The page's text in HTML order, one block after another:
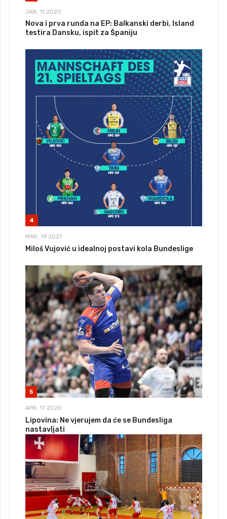
JAN, 11 2020
Nova i prva runda na EP: Balkanski derbi, Island
testira Dansku, ispit za Španiju
4
MAR, 19 2021
Miloš Vujović u idealnoj postavi kola Bundeslige
5
APR, 17 2020
Lipovina: Ne vjerujem da će se Bundesliga
nastavljati